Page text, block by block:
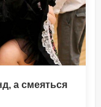
а смеяться